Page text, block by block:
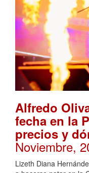
Alfredo
fecha en la
precios y
Noviembre,
Lizeth Diana